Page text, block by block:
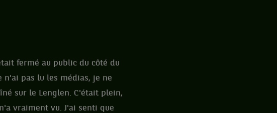
fermé au public du côté du
n'ai pas lu les médias, je ne
sur le Lenglen. C'était plein,
vraiment vu. J'ai senti que